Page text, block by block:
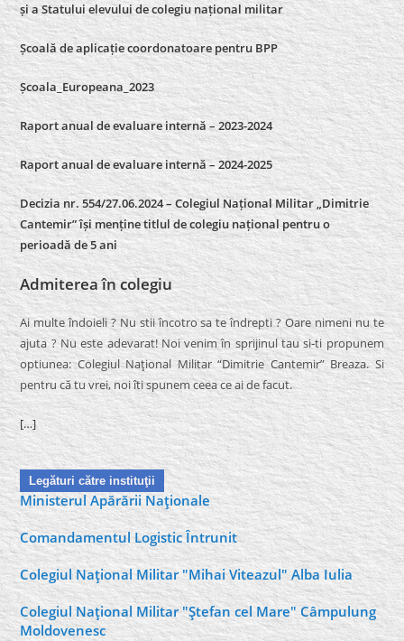
și a Statului elevului de colegiu național militar
Școală de aplicație coordonatoare pentru BPP
Școala_Europeana_2023
Raport anual de evaluare internă – 2023-2024
Raport anual de evaluare internă –2024-2025
Decizia nr. 554/27.06.2024 – Colegiul Național Militar „Dimitrie
Cantemir” își menține titlul de colegiu național pentru o
perioadă de 5 ani
Admiterea în colegiu
Ai multe îndoieli ? Nu stii încotro sa te îndrepti ? Oare nimeni nu te
ajuta ? Nu este adevarat! Noi venim în sprijinul tau si-ti propunem
optiunea: Colegiul Naţional Militar “Dimitrie Cantemir” Breaza. Si
pentru că tu vrei, noi îti spunem ceea ce ai de facut.
[…]
Legături către instituţii
Ministerul Apărării Naţionale
Comandamentul Logistic Întrunit
Colegiul Naţional Militar "Mihai Viteazul" Alba Iulia
Colegiul Naţional Militar "Ştefan cel Mare" Câmpulung
Moldovenesc